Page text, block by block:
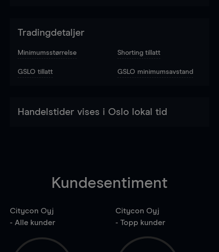
Tradingdetaljer
Minimumsstørrelse Shorting tillatt
GSLO tillatt GSLO minimumsavstand
Handelstider vises i Oslo lokal tid
Kundesentiment
Citycon Oyj
- Alle kunder
Citycon Oyj
- Topp kunder